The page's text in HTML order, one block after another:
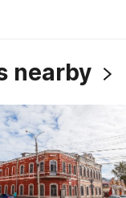
nearby